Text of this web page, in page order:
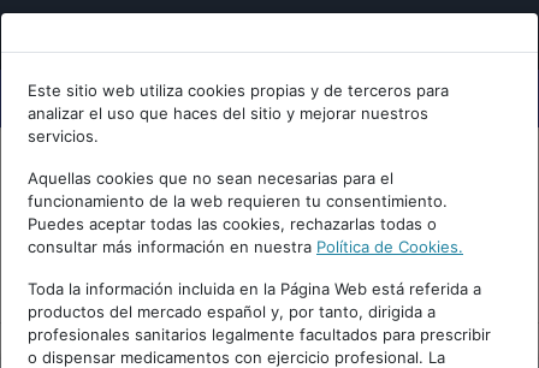
Este sitio web utiliza cookies propias y de terceros para
analizar el uso que haces del sitio y mejorar nuestros
servicios.
Aquellas cookies que no sean necesarias para el
funcionamiento de la web requieren tu consentimiento.
Puedes aceptar todas las cookies, rechazarlas todas o
consultar más información en nuestra Política de Cookies.
Toda la información incluida en la Página Web está referida a
productos del mercado español y, por tanto, dirigida a
profesionales sanitarios legalmente facultados para prescribir
o dispensar medicamentos con ejercicio profesional. La